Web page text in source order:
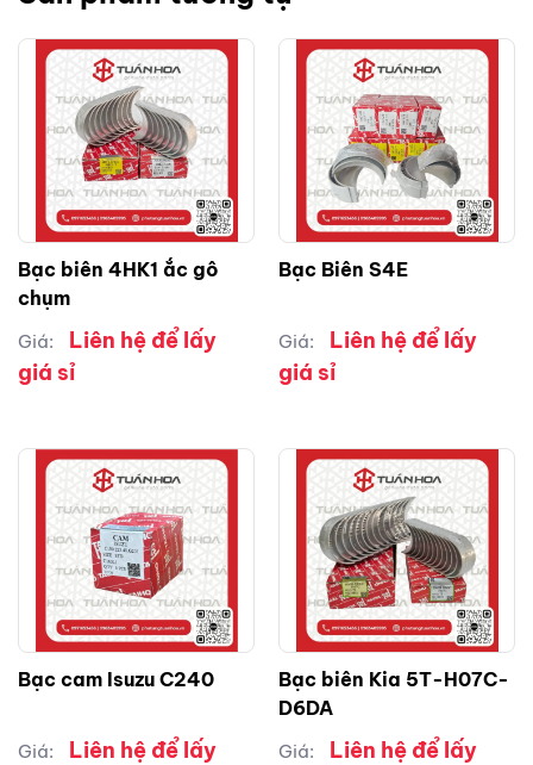
Bạc biên 4HK1 ắc gô
chụm
Giá:
Liên hệ để lấy
giá sỉ
Bạc Biên S4E
Giá:
Liên hệ để lấy
giá sỉ
Bạc cam Isuzu C240
Giá:
Liên hệ để lấy
Bạc biên Kia 5T-H07C-
D6DA
Giá:
Liên hệ để lấy